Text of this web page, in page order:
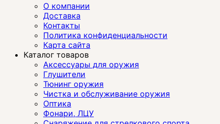
О компании
Доставка
Контакты
Политика конфиденциальности
Карта сайта
Каталог товаров
Аксессуары для оружия
Глушители
Тюнинг оружия
Чистка и обслуживание оружия
Оптика
Фонари, ЛЦУ